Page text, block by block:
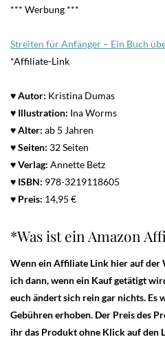
*** Werbung ***
Streiten für Anfänger – Ein Buch
*Affiliate-Link
♥ Autor: Kristina Dumas
♥ Illustration: Ina Worms
♥ Alter: ab 5 Jahren
♥Seiten: 32 Seiten
♥ Verlag: Annette Betz
♥ ISBN: 978-3219118605
♥ Preis: 14,95 €
*Was ist ein Amazon
Wenn ein Affiliate Link hier auf der
ich dann, wenn ein Kauf getätigt
euch ändert sich rein gar nichts. Es
Gebühren erhoben. Der Preis des
ihr das Produkt ohne Klick auf den